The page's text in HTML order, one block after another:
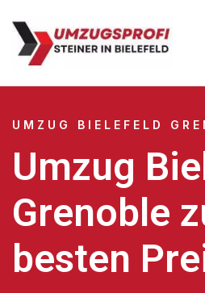
UMZUG BIELEFELD
Umzug
Grenoble
besten